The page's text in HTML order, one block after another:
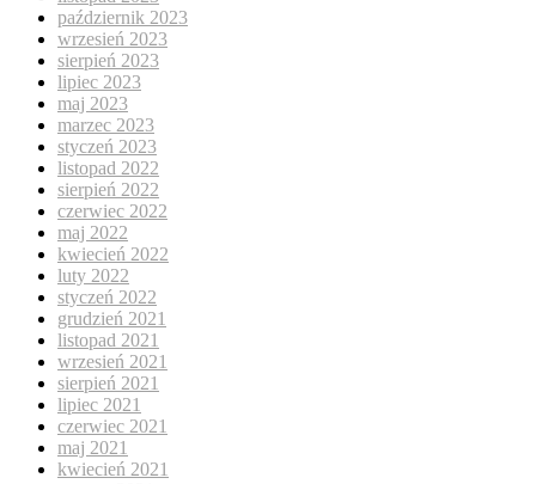
październik 2023
wrzesień 2023
sierpień 2023
lipiec 2023
maj 2023
marzec 2023
styczeń 2023
listopad 2022
sierpień 2022
czerwiec 2022
maj 2022
kwiecień 2022
luty 2022
styczeń 2022
grudzień 2021
listopad 2021
wrzesień 2021
sierpień 2021
lipiec 2021
czerwiec 2021
maj 2021
kwiecień 2021